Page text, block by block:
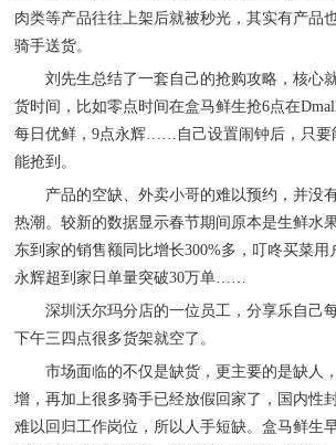
肉类等产品往往上架后就被秒光，其实有产品
骑手送货。
刘先生总结了一套自己的抢购攻略，核心
货时间，比如零点时间在盒马鲜生抢6点在
每日优鲜，9点永辉……自己设置闹钟后，只要
能抢到。
产品的空缺、外卖小哥的难以预约，并没
热潮。较新的数据显示春节期间原本是生鲜水
东到家的销售额同比增长300%多，叮咚买菜用
永辉超到家日单量突破30万单……
深圳沃尔玛分店的一位员工，分享乐自己
下午三四点很多货架就空了。
市场面临的不仅是缺货，更主要的是缺人
增，再加上很多骑手已经放假回家了，国内性
难以回归工作岗位，所以人手短缺。盒马鲜生